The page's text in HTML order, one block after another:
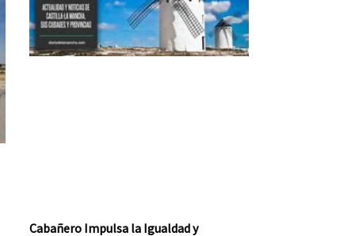
Cabañero Impulsa la Igualdad y